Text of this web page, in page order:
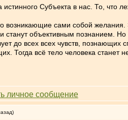
Субъекта в нас. То, что
возникающие сами собой
станут объективным познанием.
до всех всех чувств,
Тогда всё тело человека